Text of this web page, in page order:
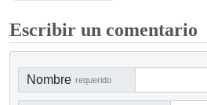
Escribir un comentario
Nombre requerido